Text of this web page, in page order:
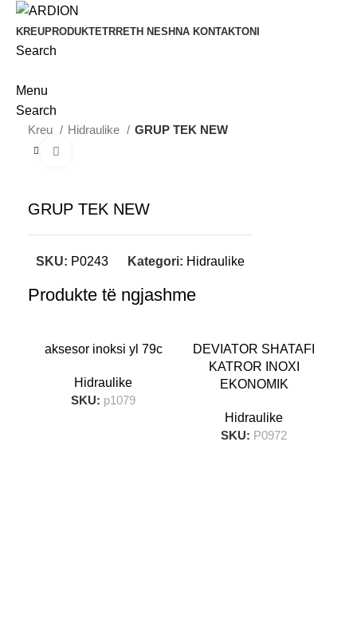
KREUPRODUKTETRRETH NESH NA KONTAKTONI
Search
Menu
Search
Kreu
Hidraulike GRUP TEK NEW
GRUP TEK NEW
SKU: P0243 Kategori: Hidraulike
Produkte të ngjashme
aksesor inoksi yl 79c
Hidraulike
SKU: p1079
DEVIATOR SHATAFI
KATROR INOXI
EKONOMIK
Hidraulike
SKU: P0972